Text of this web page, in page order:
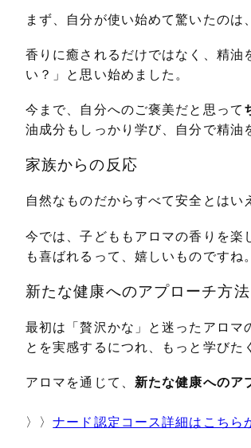
まず、自分が使い始めて驚いたのは、
香りに癒されるだけではなく、精
い？」と思い始めました。
今まで、自分へのご褒美だと思って
油成分もしっかり学び、自分で精油
家族からの反応
自然なものだからすべて安全とは
今では、子どももアロマの香りを
も喜ばれるって、嬉しいものですね。
新たな健康へのアプローチ方法
最初は「贅沢かな」と迷ったアロマ
とを実感するにつれ、もっと学びた
アロマを通じて、 新たな健康へのア
〉〉ナード認定コース詳細はこちら